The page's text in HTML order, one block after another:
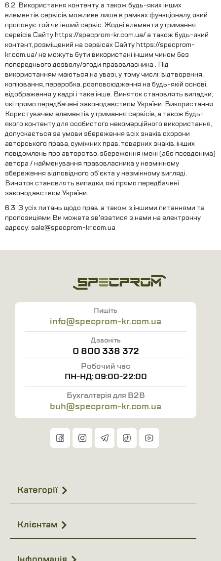
6.2. Використання контенту, а також будь-яких інших
елементів сервісів можливе лише в рамках функціоналу, який
пропонує той чи інший сервіс. Жодні елементи утримання
сервісів Сайту https://specprom-kr.com.ua/ а також будь-який
контент, розміщений на сервісах Сайту https://specprom-
kr.com.ua/ не можуть бути використані іншим чином без
попереднього дозволу/згоди правовласника . Під
використанням маються на увазі, у тому числі: відтворення,
копіювання, переробка, розповсюдження на будь-якій основі,
відображення у кадрі і таке інше. Виняток становлять випадки,
які прямо передбачені законодавством України. Використання
Користувачем елементів утримання сервісів, а також будь-
якого контенту для особистого некомерційного використання,
допускається за умови збереження всіх знаків охорони
авторського права, суміжних прав, товарних знаків, інших
повідомлень про авторство, збереження імені (або псевдоніма)
автора / найменування правовласника у незмінному
збереження відповідного об'єкта у незмінному вигляді.
Виняток становлять випадки, які прямо передбачені
законодавством України.
6.3. З усіх питань щодо прав, а також з іншими питаннями та
пропозиціями Ви можете зв'язатися з нами на електронну
адресу: sale@specprom-kr.com.ua
Пишіть
info@specprom-kr.com.ua
Дзвоніть
0 800 338 372
Робочий час
ПН-НД: 09:00-22:00
Бухгалтерія для B2B
buh@specprom-kr.com.ua
Категорії
Клієнтам